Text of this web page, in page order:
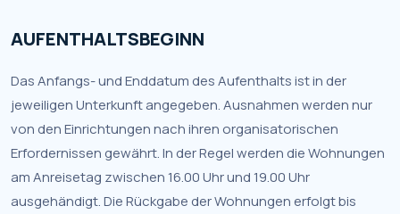
AUFENTHALTSBEGINN
Das Anfangs- und Enddatum des Aufenthalts ist in der
jeweiligen Unterkunft angegeben. Ausnahmen werden nur
von den Einrichtungen nach ihren organisatorischen
Erfordernissen gewährt. In der Regel werden die Wohnungen
am Anreisetag zwischen 16.00 Uhr und 19.00 Uhr
ausgehändigt. Die Rückgabe der Wohnungen erfolgt bis